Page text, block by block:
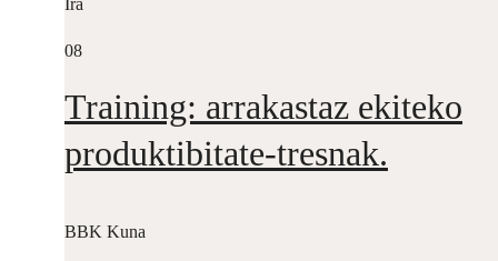
08
Training: arrakastaz ekiteko
produktibitate-tresnak.
BBK Kuna